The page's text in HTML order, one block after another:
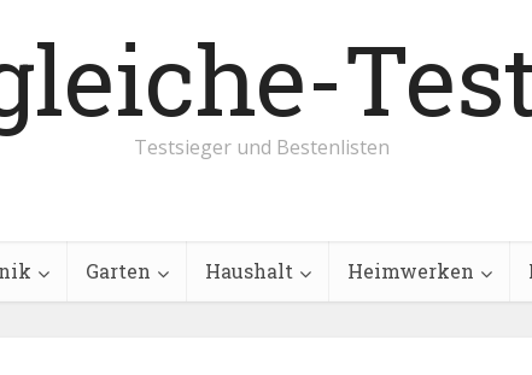
Testsieger und Bestenlisten
Garten Haushalt Heimwerken